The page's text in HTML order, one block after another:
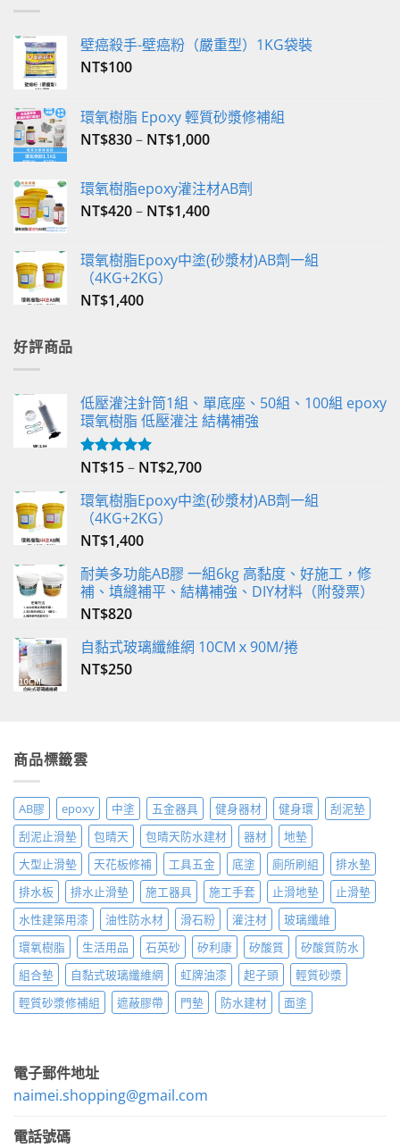
壁癌殺手-壁癌粉（嚴重型）1KG袋裝
NT$100
環氧樹脂 Epoxy 輕質砂漿修補組
NT$830– NT$1,000
環氧樹脂epoxy灌注材AB劑
NT$420– NT$1,400
環氧樹脂Epoxy中塗(砂漿材)AB劑一組
（4KG+2KG）
NT$1,400
好評商品
低壓灌注針筒1組、單底座、50組、100組 epoxy
環氧樹脂 低壓灌注 結構補強
評分5.00
NT$15– NT$2,700
環氧樹脂Epoxy中塗(砂漿材)AB劑一組
（4KG+2KG）
NT$1,400
耐美多功能AB膠 一組6kg 高黏度、好施工，修
補、填縫補平、結構補強、DIY材料（附發票）
NT$820
自黏式玻璃纖維網 10CMｘ90M/捲
NT$250
商品標籤雲
AB膠 epoxy 中塗 五金器具 健身器材 健身環
刮泥墊
刮泥止滑墊
包晴天 包晴天防水建材 器材
地墊
大型止滑墊
天花板修補 工具五金 底塗 廁所刷組
排水墊
排水板
排水止滑墊 施工器具 施工手套 止滑地墊
止滑墊
水性建築用漆
油性防水材 滑石粉 灌注材
玻璃纖維
環氧樹脂
生活用品 石英砂 矽利康 矽酸質
矽酸質防水
組合墊
自黏式玻璃纖維網 虹牌油漆 起子頭
輕質砂漿
輕質砂漿修補組
遮蔽膠帶 門墊 防水建材 面塗
電子郵件地址
naimei.shopping@gmail.com
電話號碼